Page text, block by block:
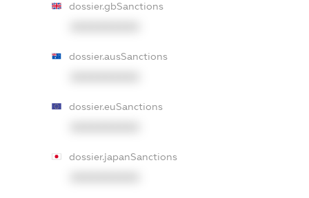
dossier.gbSanctions
dossier.ausSanctions
dossier.euSanctions
dossier.japanSanctions